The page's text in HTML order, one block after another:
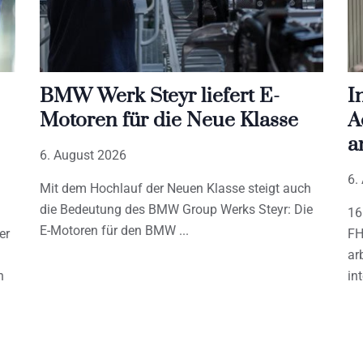
BMW Werk Steyr liefert E-
Motoren für die Neue Klasse
6. August 2026
Mit dem Hochlauf der Neuen Klasse steigt auch
die Bedeutung des BMW Group Werks Steyr: Die
E-Motoren für den BMW
6.